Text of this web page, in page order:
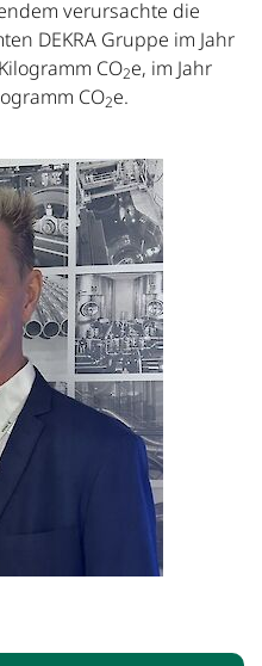
verursachte die
DEKRA Gruppe im Jahr
CO2e, im Jahr
CO2e.